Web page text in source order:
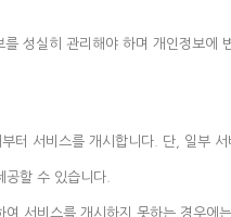
성실히 관리해야 하며 개인정보
터 서비스를 개시합니다. 단, 일부
할 수 있습니다.
서비스를 개시하지 못하는 경우